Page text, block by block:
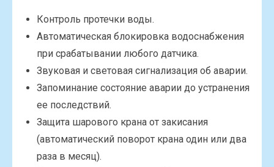
Контроль протечки воды.
Автоматическая блокировка водоснабжения
при срабатывании любого датчика.
Звуковая и световая сигнализация об аварии.
Запоминание состояние аварии до устранения
ее последствий.
Защита шарового крана от закисания
(автоматический поворот крана один или два
раза в месяц).